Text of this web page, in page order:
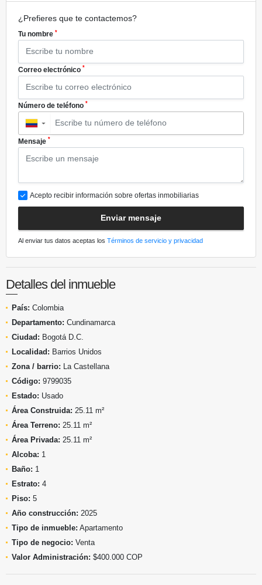
¿Prefieres que te contactemos?
Tu nombre *
Correo electrónico *
Número de teléfono *
▼
Mensaje *
Acepto recibir información sobre ofertas inmobiliarias
Enviar mensaje
Al enviar tus datos aceptas los Términos de servicio y privacidad
Detalles del inmueble
País: Colombia
Departamento: Cundinamarca
Ciudad: Bogotá D.C.
Localidad: Barrios Unidos
Zona / barrio: La Castellana
Código: 9799035
Estado: Usado
Área Construida: 25.11 m²
Área Terreno: 25.11 m²
Área Privada: 25.11 m²
Alcoba: 1
Baño: 1
Estrato: 4
Piso: 5
Año construcción: 2025
Tipo de inmueble: Apartamento
Tipo de negocio: Venta
Valor Administración: $400.000 COP